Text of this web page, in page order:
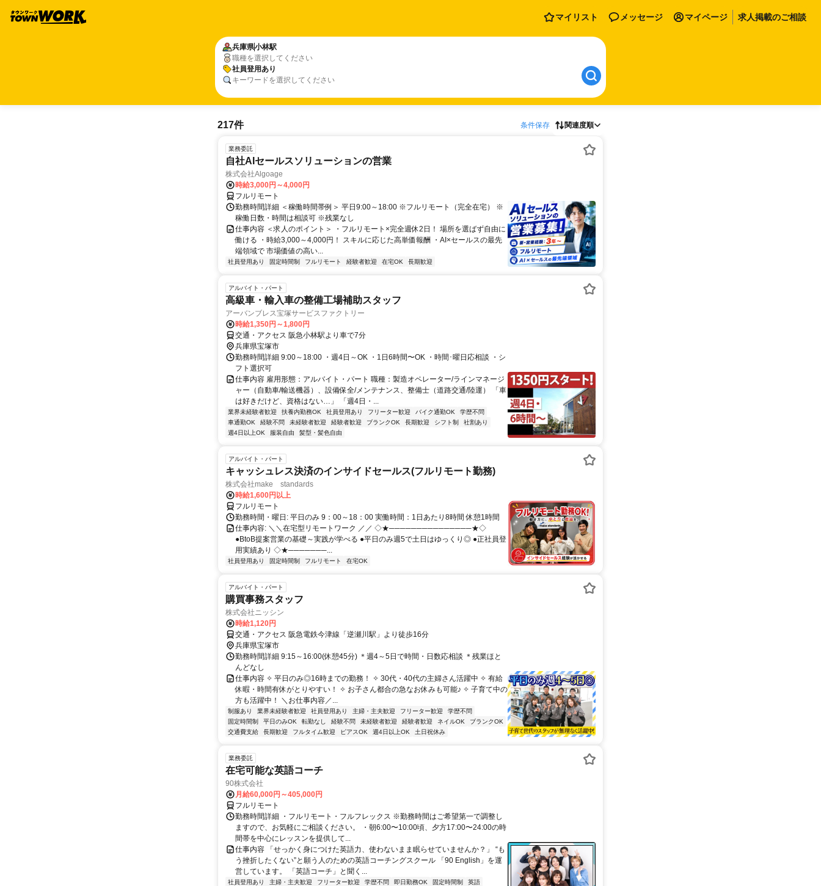
マイリスト メッセージ マイページ 求人掲載のご相談
兵庫県小林駅
職種を選択してください
社員登用あり
キーワードを選択してください
217件 条件保存 関連度順
業務委託
自社AIセールスソリューションの営業
株式会社Algoage
時給3,000円～4,000円
フルリモート
勤務時間詳細 ＜稼働時間帯例＞ 平日9:00～18:00 ※フルリモート（完全在宅） ※
稼働日数・時間は相談可 ※残業なし
仕事内容 ＜求人のポイント＞ ・フルリモート×完全週休2日！ 場所を選ばず自由に
働ける ・時給3,000～4,000円！ スキルに応じた高単価報酬 ・AI×セールスの最先
端領域で 市場価値の高い...
社員登用あり 固定時間制 フルリモート 経験者歓迎 在宅OK 長期歓迎
アルバイト・パート
高級車・輸入車の整備工場補助スタッフ
アーバンブレス宝塚サービスファクトリー
時給1,350円～1,800円
交通・アクセス 阪急小林駅より車で7分
兵庫県宝塚市
勤務時間詳細 9:00～18:00 ・週4日～OK ・1日6時間〜OK ・時間･曜日応相談 ・シ
フト選択可
仕事内容 雇用形態：アルバイト・パート 職種：製造オペレーター/ラインマネージ
ャー（自動車/輸送機器）、設備保全/メンテナンス、整備士（道路交通/陸運） 「車
は好きだけど、資格はない…」 「週4日・...
業界未経験者歓迎 扶養内勤務OK 社員登用あり フリーター歓迎 バイク通勤OK
学歴不問
車通勤OK
経験不問 未経験者歓迎 経験者歓迎 ブランクOK 長期歓迎 シフト制
社割あり
週4日以上OK
服装自由 髪型・髪色自由
アルバイト・パート
キャッシュレス決済のインサイドセールス(フルリモート勤務)
株式会社make standards
時給1,600円以上
フルリモート
勤務時間・曜日: 平日のみ 9：00～18：00 実働時間：1日あたり8時間 休憩1時間
仕事内容: ＼＼在宅型リモートワーク ／／ ◇★───────────────★◇
●BtoB提案営業の基礎～実践が学べる ●平日のみ週5で土日はゆっくり◎ ●正社員登
用実績あり ◇★───────...
社員登用あり 固定時間制 フルリモート 在宅OK
アルバイト・パート
購買事務スタッフ
株式会社ニッシン
時給1,120円
交通・アクセス 阪急電鉄今津線「逆瀬川駅」より徒歩16分
兵庫県宝塚市
勤務時間詳細 9:15～16:00(休憩45分) ＊週4～5日で時間・日数応相談 ＊残業ほと
んどなし
仕事内容 ✧ 平日のみ◎16時までの勤務！ ✧ 30代・40代の主婦さん活躍中 ✧ 有給
休暇・時間有休がとりやすい！ ✧ お子さん都合の急なお休みも可能♪ ✧ 子育て中の
方も活躍中！ ＼お仕事内容／...
制服あり 業界未経験者歓迎 社員登用あり 主婦・主夫歓迎 フリーター歓迎
学歴不問
固定時間制
平日のみOK 転勤なし 経験不問 未経験者歓迎 経験者歓迎 ネイルOK
ブランクOK
交通費支給
長期歓迎 フルタイム歓迎 ピアスOK 週4日以上OK 土日祝休み
業務委託
在宅可能な英語コーチ
90株式会社
月給60,000円～405,000円
フルリモート
勤務時間詳細 ・フルリモート・フルフレックス ※勤務時間はご希望第一で調整し
ますので、お気軽にご相談ください。 ・朝6:00〜10:00頃、夕方17:00〜24:00の時
間帯を中心にレッスンを提供して...
仕事内容 「せっかく身につけた英語力、使わないまま眠らせていませんか？」 “も
う挫折したくない”と願う人のための英語コーチングスクール 「90 English」を運
営しています。 「英語コーチ」と聞く...
社員登用あり 主婦・主夫歓迎 フリーター歓迎 学歴不問 即日勤務OK 固定時間制
英語